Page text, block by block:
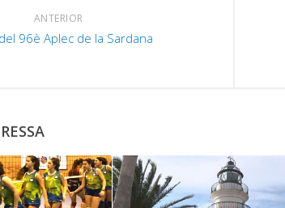
ANTERIOR
96è Aplec de la Sardana